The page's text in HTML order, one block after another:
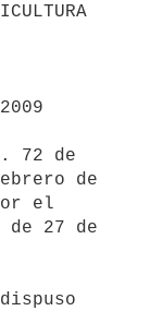
72 de
de
el
27 de
dispuso